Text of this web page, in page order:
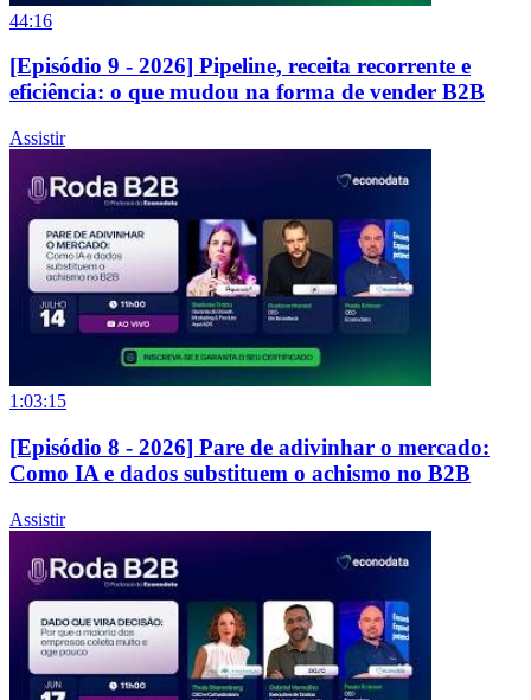
44:16
[Episódio 9 - 2026] Pipeline, receita recorrente e
eficiência: o que mudou na forma de vender B2B
Assistir
1:03:15
[Episódio 8 - 2026] Pare de adivinhar o mercado:
Como IA e dados substituem o achismo no B2B
Assistir